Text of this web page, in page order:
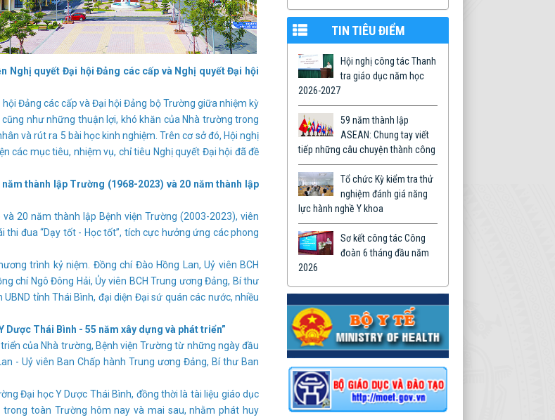
Nghị quyết Đại hội Đảng các cấp và Nghị quyết Đại hội
Đảng các cấp và Đại hội Đảng bộ Trường giữa nhiệm kỳ
như những thuận lợi, khó khăn của Nhà trường trong
và rút ra 5 bài học kinh nghiệm. Trên cơ sở đó, Hội nghị
các mục tiêu, nhiệm vụ, chỉ tiêu Nghị quyết Đại hội đã đề
thành lập Trường (1968-2023) và 20 năm thành lập
20 năm thành lập Bệnh viện Trường (2003-2023), viên
đua “Dạy tốt - Học tốt”, tích cực hưởng ứng các phong
trình kỷ niệm. Đồng chí Đào Hồng Lan, Uỷ viên BCH
chí Ngô Đông Hải, Ủy viên BCH Trung ương Đảng, Bí thư
tỉnh Thái Bình, đại diện Đại sứ quán các nước, nhiều
Thái Bình - 55 năm xây dựng và phát triển”
của Nhà trường, Bệnh viện Trường từ những ngày đầu
- Uỷ viên Ban Chấp hành Trung ương Đảng, Bí thư Ban
Đại học Y Dược Thái Bình, đồng thời là tài liệu giáo dục
toàn Trường hôm nay và mai sau, nhằm phát huy
TIN TIÊU ĐIỂM
Hội nghị công tác Thanh
tra giáo dục năm học
2026-2027
59 năm thành lập
ASEAN: Chung tay viết
tiếp những câu chuyện thành công
Tổ chức Kỳ kiểm tra thử
nghiệm đánh giá năng
lực hành nghề Y khoa
Sơ kết công tác Công
đoàn 6 tháng đầu năm
2026